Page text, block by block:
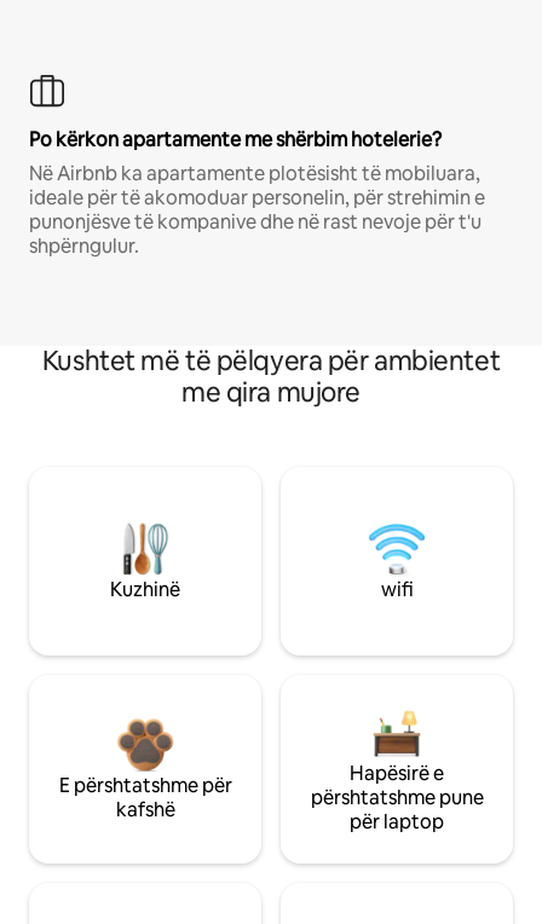
Po kërkon apartamente me shërbim hotelerie?
Në Airbnb ka apartamente plotësisht të mobiluara,
ideale për të akomoduar personelin, për strehimin e
punonjësve të kompanive dhe në rast nevoje për t'u
shpërngulur.
Kushtet më të pëlqyera për ambientet
me qira mujore
Kuzhinë wifi
E përshtatshme për
kafshë
Hapësirë e
përshtatshme pune
për laptop